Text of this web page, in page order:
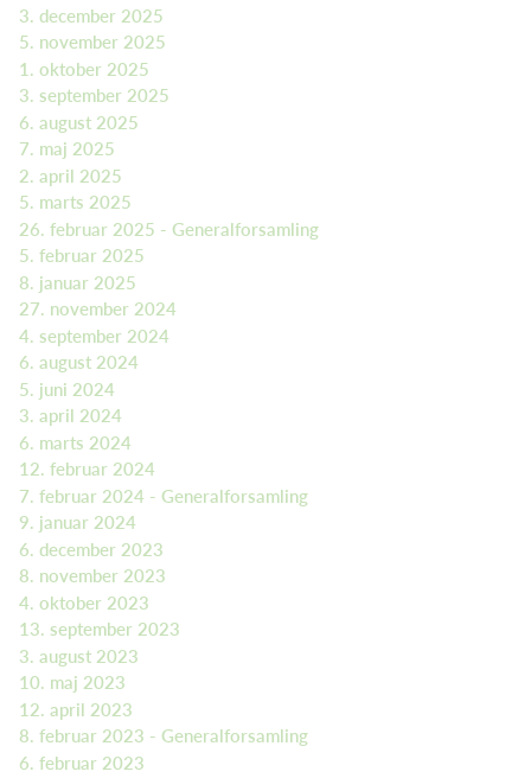
3. december 2025
5. november 2025
1. oktober 2025
3. september 2025
6. august 2025
7. maj 2025
2. april 2025
5. marts 2025
26. februar 2025 - Generalforsamling
5. februar 2025
8. januar 2025
27. november 2024
4. september 2024
6. august 2024
5. juni 2024
3. april 2024
6. marts 2024
12. februar 2024
7. februar 2024 - Generalforsamling
9. januar 2024
6. december 2023
8. november 2023
4. oktober 2023
13. september 2023
3. august 2023
10. maj 2023
12. april 2023
8. februar 2023 - Generalforsamling
6. februar 2023